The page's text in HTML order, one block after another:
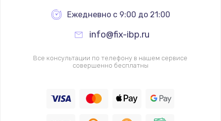
Ежедневно с 9:00 до 21:00
info@fix-ibp.ru
Все консультации по телефону в нашем сервисе
совершенно бесплатны